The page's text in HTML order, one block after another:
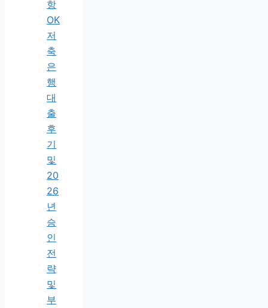
항
OK
저
축
은
행
대
출
후
기
및
20
26
년
승
인
전
략
및
부